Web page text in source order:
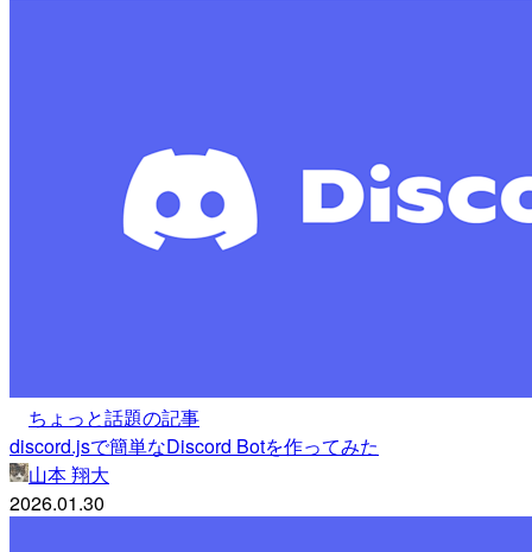
ちょっと話題の記事
discord.jsで簡単なDiscord Botを作ってみた
山本 翔大
2026.01.30